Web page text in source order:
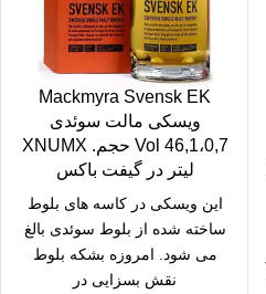
Mackmyra Svensk EK
ویسکی مالت سوئدی
46,1،0,7 Vol حجم. XNUMX
لیتر در گیفت باکس
این ویسکی در کاسه های بلوط
ساخته شده از بلوط سوئدی بالغ
می شود. امروزه بشکه بلوط
نقش بسزایی در